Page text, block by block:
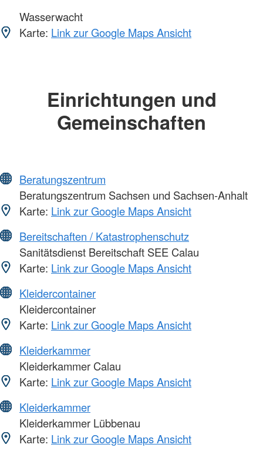
Wasserwacht
Karte: Link zur Google Maps Ansicht
Einrichtungen und
Gemeinschaften
Beratungszentrum
Beratungszentrum Sachsen und Sachsen-Anhalt
Karte: Link zur Google Maps Ansicht
Bereitschaften / Katastrophenschutz
Sanitätsdienst Bereitschaft SEE Calau
Karte: Link zur Google Maps Ansicht
Kleidercontainer
Kleidercontainer
Karte: Link zur Google Maps Ansicht
Kleiderkammer
Kleiderkammer Calau
Karte: Link zur Google Maps Ansicht
Kleiderkammer
Kleiderkammer Lübbenau
Karte: Link zur Google Maps Ansicht